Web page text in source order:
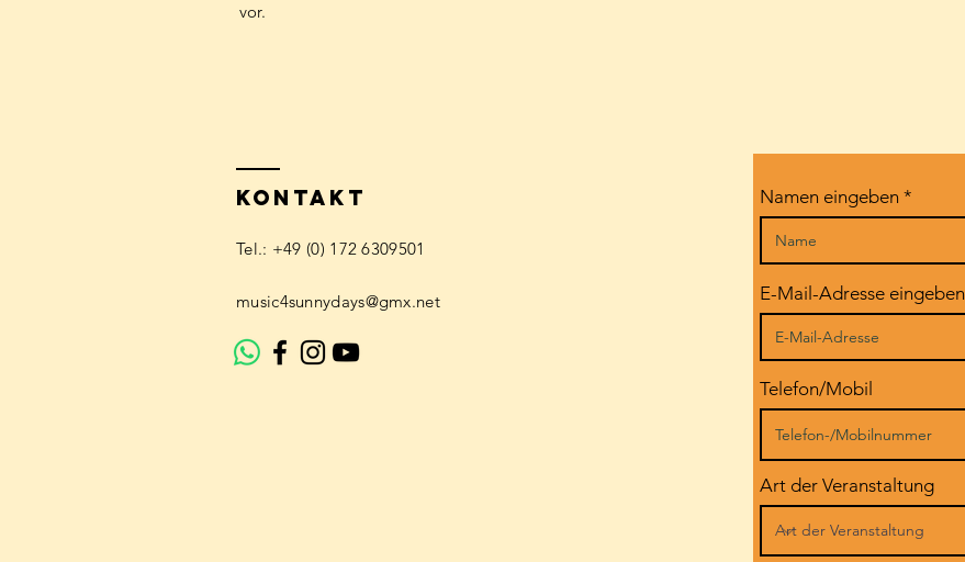
vor.
KONTAKT
​​Tel.: +49 (0) 172 6309501‬
music4sunnydays@gmx.net
Namen eingeben
E-Mail-Adresse eingeben
Telefon/Mobil
Art der Veranstaltung